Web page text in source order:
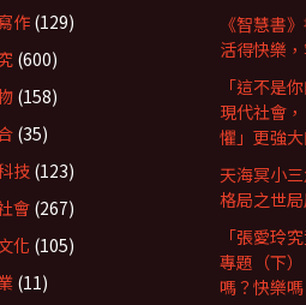
作 (129)
(600)
(158)
(35)
技 (123)
會 (267)
化 (105)
(11)
《智慧書
活得快樂
「這不是
現代社會
懼」更強
天海冥小
格局之世
「張愛玲
專題（下
嗎？快樂嗎